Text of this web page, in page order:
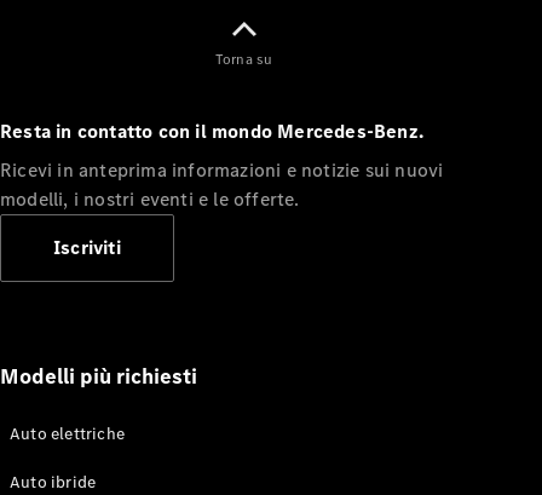
Mercedes-
Maybach SL
Monogram
Series
Test Drive
Grand Limousine
Torna su
Resta in contatto con il mondo Mercedes-Benz.
Ricevi in anteprima informazioni e notizie sui nuovi
modelli, i nostri eventi e le offerte.
Iscriviti
Modelli più richiesti
Auto elettriche
Auto ibride